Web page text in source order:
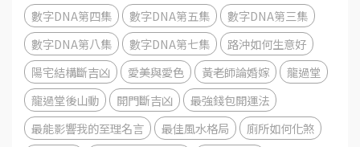
數字DNA第四集
數字DNA第五集
數字DNA第三集
數字DNA第八集
數字DNA第七集
路沖如何生意好
陽宅結構斷吉凶
愛美與愛色 黃老師論婚嫁
龍過堂
龍過堂後山動
開門斷吉凶
最強錢包開運法
最能影響我的至理名言
最佳風水格局
廁所如何化煞